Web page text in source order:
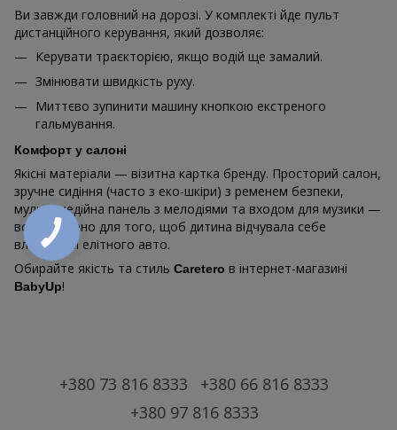
Ви завжди головний на дорозі. У комплекті йде пульт
дистанційного керування, який дозволяє:
Керувати траєкторією, якщо водій ще замалий.
Змінювати швидкість руху.
Миттєво зупинити машину кнопкою екстреного
гальмування.
Комфорт у салоні
Якісні матеріали — візитна картка бренду. Просторий салон,
зручне сидіння (часто з еко-шкіри) з ременем безпеки,
мультимедійна панель з мелодіями та входом для музики —
все створено для того, щоб дитина відчувала себе
власником елітного авто.
Обирайте якість та стиль Caretero в інтернет-магазині
BabyUp!
+380 73 816 8333
+380 66 816 8333
+380 97 816 8333